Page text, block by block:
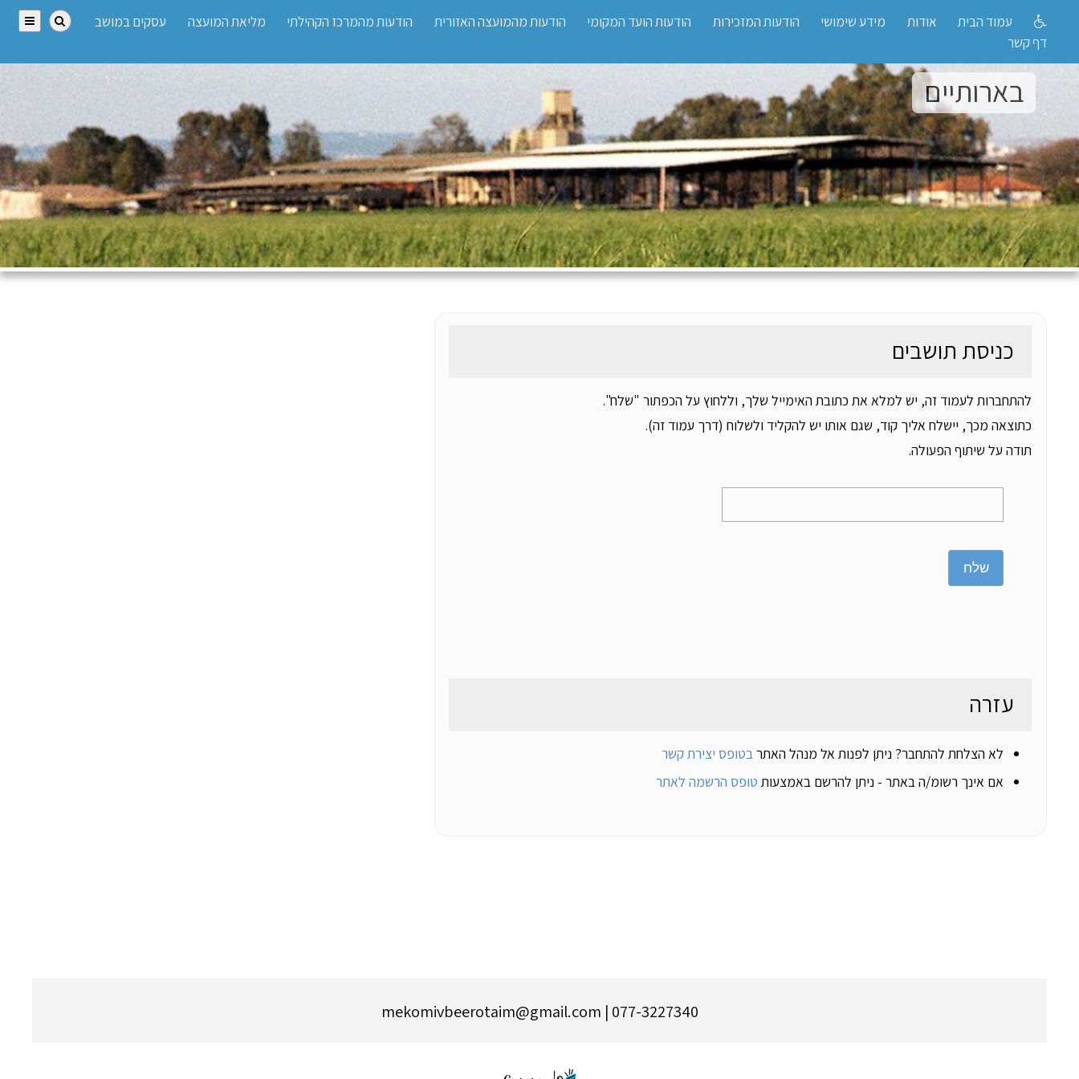
עמוד הבית אודות מידע שימושי הודעות המזכירות הודעות הועד המקומי הודעות מהמועצה האזורית הודעות מהמרכז הקהילתי מליאת המועצה
עסקים במושב
דף קשר
בארותיים
כניסת תושבים
להתחברות לעמוד זה, יש למלא את כתובת האימייל שלך, וללחוץ על הכפתור "שלח".
כתוצאה מכך, יישלח אליך קוד, שגם אותו יש להקליד ולשלוח (דרך עמוד זה).
תודה על שיתוף הפעולה.
שלח
עזרה
לא הצלחת להתחבר? ניתן לפנות אל מנהל האתרבטופס יצירת קשר
אם אינך רשומ/ה באתר - ניתן להרשם באמצעות טופס הרשמה לאתר
077-3227340 | mekomivbeerotaim@gmail.com